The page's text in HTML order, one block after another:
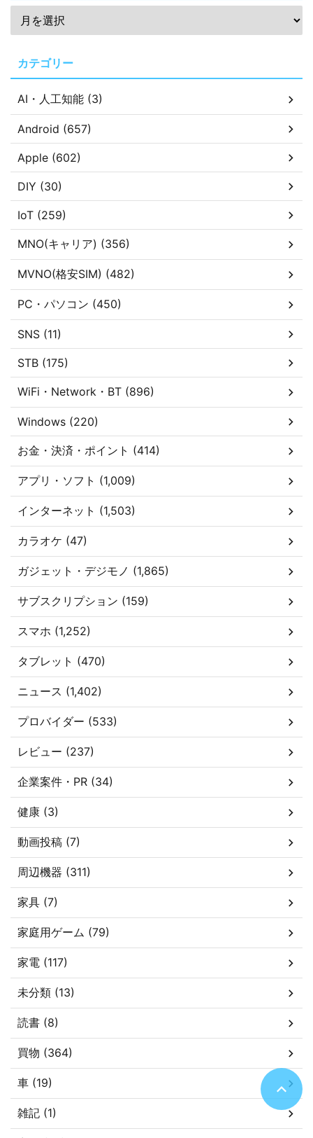
カテゴリー
AI・人工知能 (3)
Android (657)
Apple (602)
DIY (30)
IoT (259)
MNO(キャリア) (356)
MVNO(格安SIM) (482)
PC・パソコン (450)
SNS (11)
STB (175)
WiFi・Network・BT (896)
Windows (220)
お金・決済・ポイント (414)
アプリ・ソフト (1,009)
インターネット (1,503)
カラオケ (47)
ガジェット・デジモノ (1,865)
サブスクリプション (159)
スマホ (1,252)
タブレット (470)
ニュース (1,402)
プロバイダー (533)
レビュー (237)
企業案件・PR (34)
健康 (3)
動画投稿 (7)
周辺機器 (311)
家具 (7)
家庭用ゲーム (79)
家電 (117)
未分類 (13)
読書 (8)
買物 (364)
車 (19)
雑記 (1)